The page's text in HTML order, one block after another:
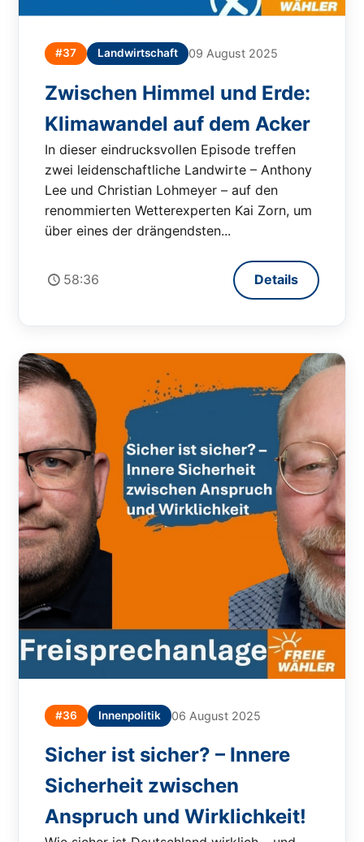
#37 Landwirtschaft 09 August 2025
Zwischen Himmel und Erde:
Klimawandel auf dem Acker
In dieser eindrucksvollen Episode treffen
zwei leidenschaftliche Landwirte – Anthony
Lee und Christian Lohmeyer – auf den
renommierten Wetterexperten Kai Zorn, um
über eines der drängendsten...
58:36 Details
#36 Innenpolitik 06 August 2025
Sicher ist sicher? – Innere
Sicherheit zwischen
Anspruch und Wirklichkeit!